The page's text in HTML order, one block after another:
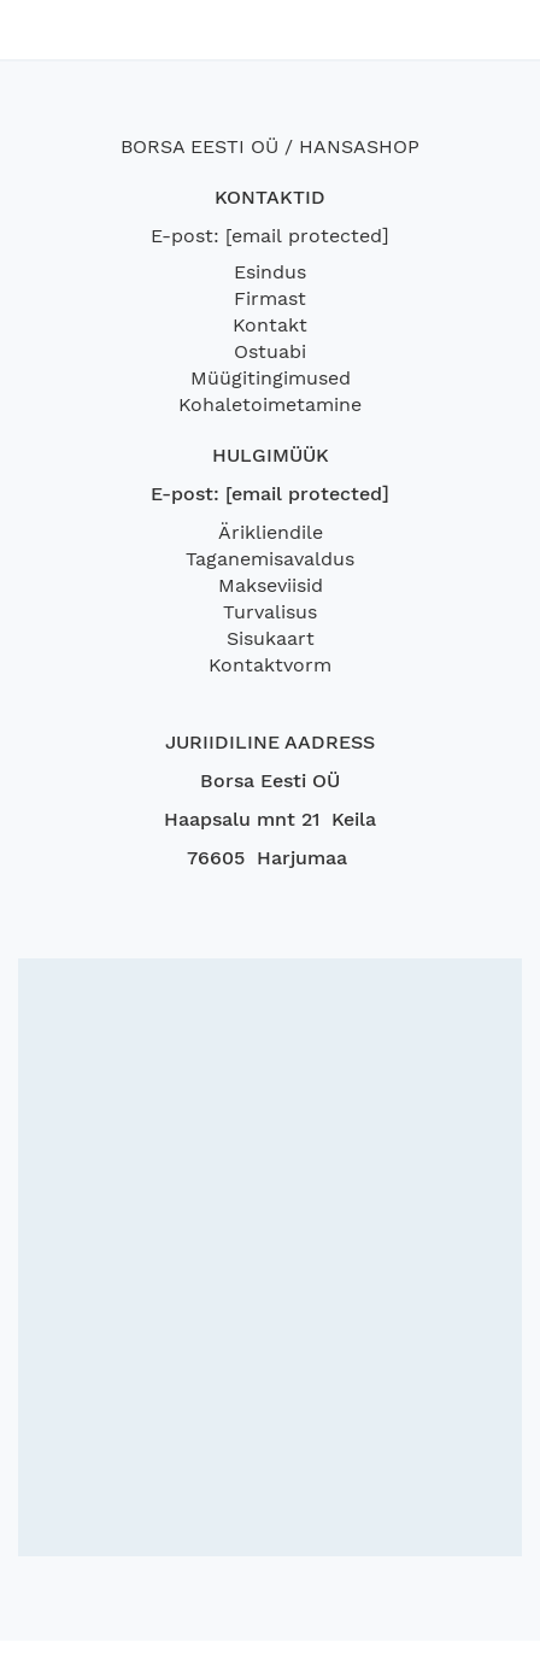
BORSA EESTI OÜ / HANSASHOP
KONTAKTID
E-post: [email protected]
Esindus
Firmast
Kontakt
Ostuabi
Müügitingimused
Kohaletoimetamine
HULGIMÜÜK
E-post: [email protected]
Ärikliendile
Taganemisavaldus
Makseviisid
Turvalisus
Sisukaart
Kontaktvorm
JURIIDILINE AADRESS
Borsa Eesti OÜ
Haapsalu mnt 21 Keila
76605 Harjumaa